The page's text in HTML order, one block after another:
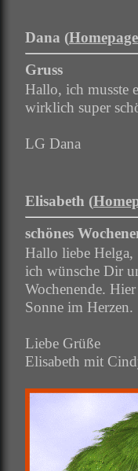
Dana (Homepage
Gruss
Hallo, ich musste
wirklich super
LG Dana
Elisabeth (
schönes
Hallo liebe Helga,
ich wünsche Dir
Wochenende.
Sonne im Herzen.
Liebe Grüße
Elisabeth mit